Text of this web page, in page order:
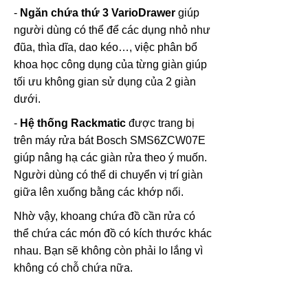
- Ngăn chứa thứ 3 VarioDrawer giúp
người dùng có thể để các dụng nhỏ như
đũa, thìa dĩa, dao kéo…, việc phân bổ
khoa học công dụng của từng giàn giúp
tối ưu không gian sử dụng của 2 giàn
dưới.
- Hệ thống Rackmatic được trang bị
trên máy rửa bát Bosch SMS6ZCW07E
giúp nâng hạ các giàn rửa theo ý muốn.
Người dùng có thể di chuyển vị trí giàn
giữa lên xuống bằng các khớp nối.
Nhờ vậy, khoang chứa đồ cần rửa có
thể chứa các món đồ có kích thước khác
nhau. Bạn sẽ không còn phải lo lắng vì
không có chỗ chứa nữa.